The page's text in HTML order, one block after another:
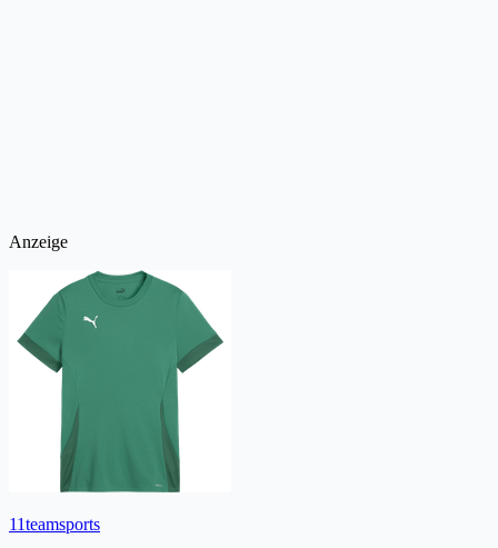
Anzeige
11teamsports